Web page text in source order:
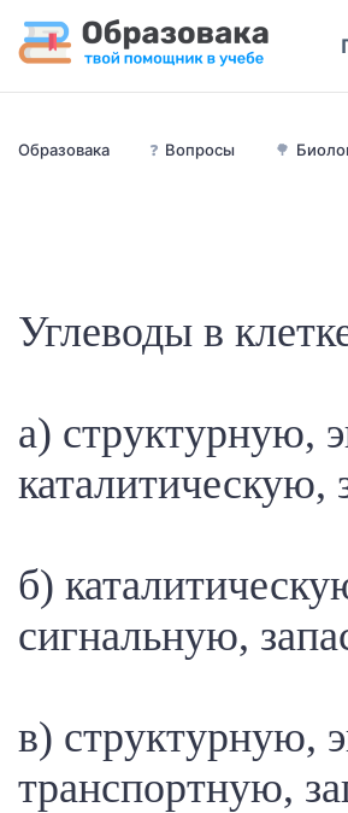
Образовака ❓ Вопросы 🌳
Углеводы в
а) структурную,
б)
сигнальную,
в) структурную,
транспортную,